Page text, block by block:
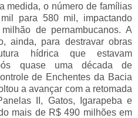
medida, o número de famílias
para 580 mil, impactando
de pernambucanos. A
ainda, para destravar obras
hídrica que estavam
quase uma década de
de Enchentes da Bacia
a avançar com a retomada
II, Gatos, Igarapeba e
mais de R$ 490 milhões em